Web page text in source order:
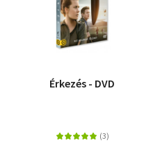
Érkezés - DVD